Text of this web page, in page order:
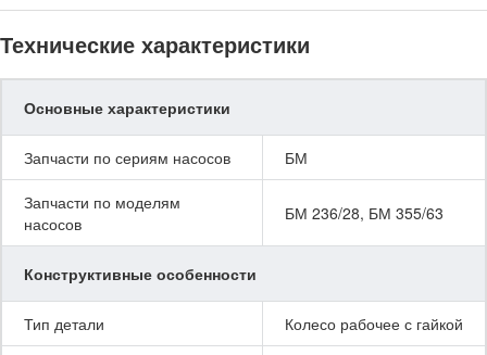
Технические характеристики
Основные характеристики
Запчасти по сериям насосов БМ
Запчасти по моделям
насосов
БМ 236/28, БМ 355/63
Конструктивные особенности
Тип детали Колесо рабочее с гайкой